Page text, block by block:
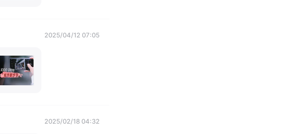
2025/04/12 07:05
2025/02/18 04:32